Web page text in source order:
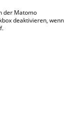
der Matomo
deaktivieren, wenn